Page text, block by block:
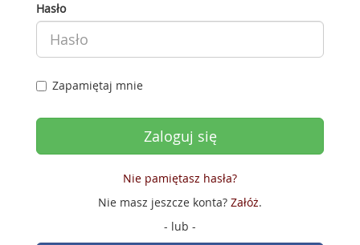
Hasło
Zapamiętaj mnie
Nie pamiętasz hasła?
Nie masz jeszcze konta? Załóż.
- lub -